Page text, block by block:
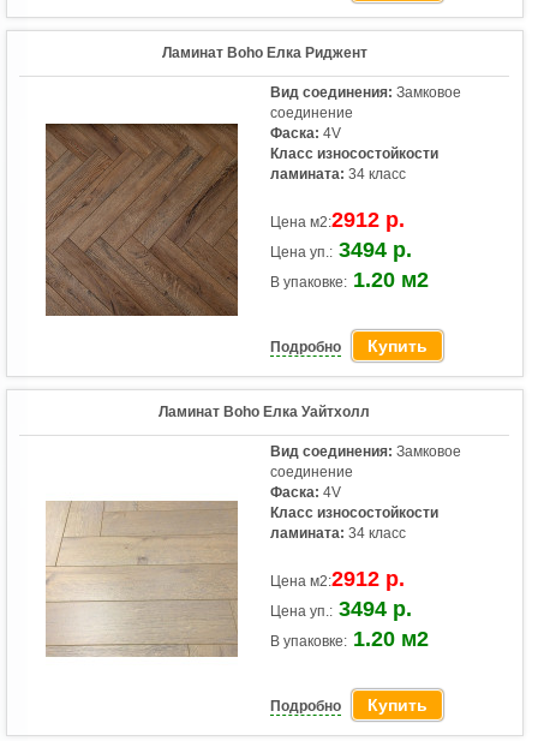
Ламинат Boho Елка Риджент
Вид соединения: Замковое
соединение
Фаска: 4V
Класс износостойкости
ламината: 34 класс
Цена м2:2912 р.
Цена уп.: 3494 р.
В упаковке: 1.20 м2
Подробно Купить
Ламинат Boho Елка Уайтхолл
Вид соединения: Замковое
соединение
Фаска: 4V
Класс износостойкости
ламината: 34 класс
Цена м2:2912 р.
Цена уп.: 3494 р.
В упаковке: 1.20 м2
Подробно Купить